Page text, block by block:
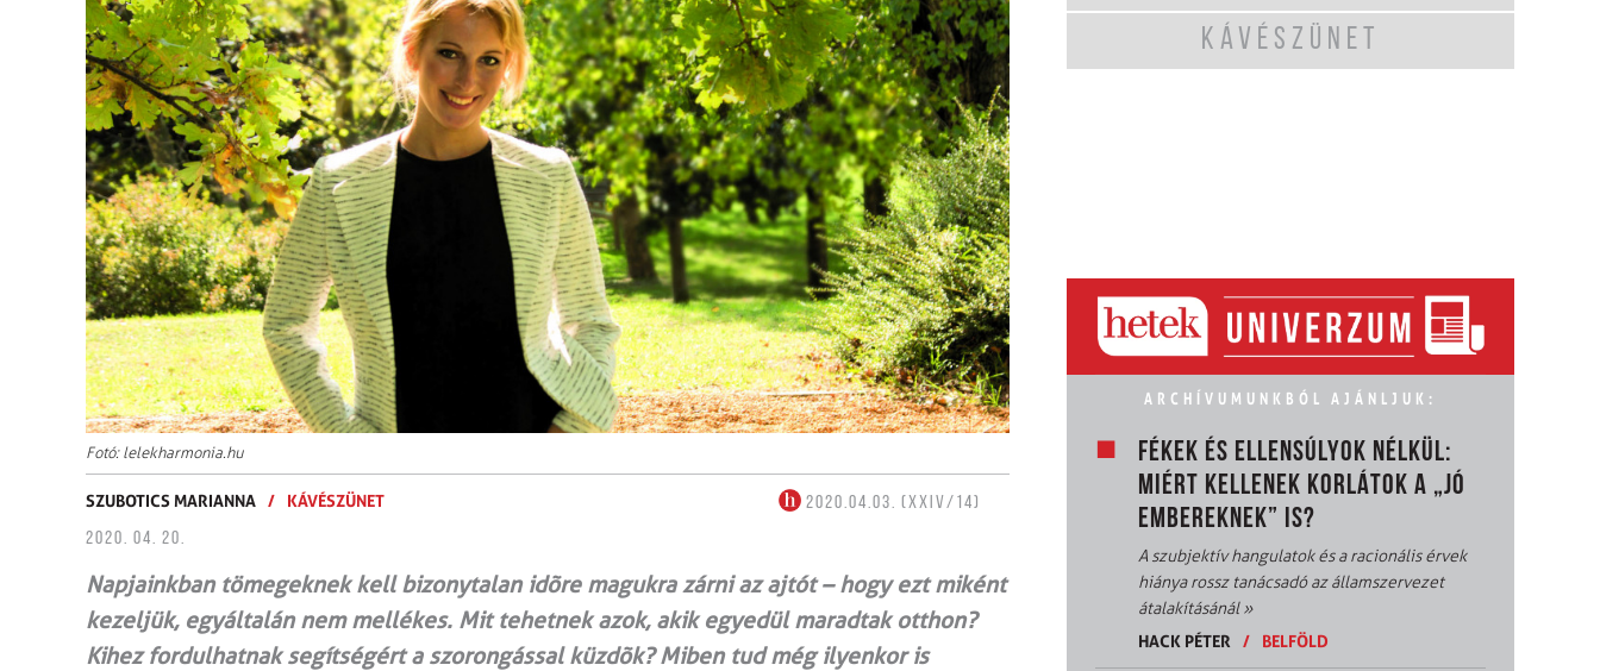
Fotó: lelekharmonia.hu
SZUBOTICS MARIANNA / KÁVÉSZÜNET
2020.04.03. (XXIV/14)
2020. 04. 20.
Napjainkban tömegeknek kell bizonytalan idõre magukra zárni az ajtót – hogy ezt miként
kezeljük, egyáltalán nem mellékes. Mit tehetnek azok, akik egyedül maradtak otthon?
Kihez fordulhatnak segítségért a szorongással küzdõk? Miben tud még ilyenkor is
KÁVÉSZÜNET
ARCHÍVUMUNKBÓL AJÁNLJUK:
FÉKEK ÉS ELLENSÚLYOK NÉLKÜL:
MIÉRT KELLENEK KORLÁTOK A „JÓ
EMBEREKNEK” IS?
A szubjektív hangulatok és a racionális érvek
hiánya rossz tanácsadó az államszervezet
átalakításánál»
HACK PÉTER
/ BELFÖLD